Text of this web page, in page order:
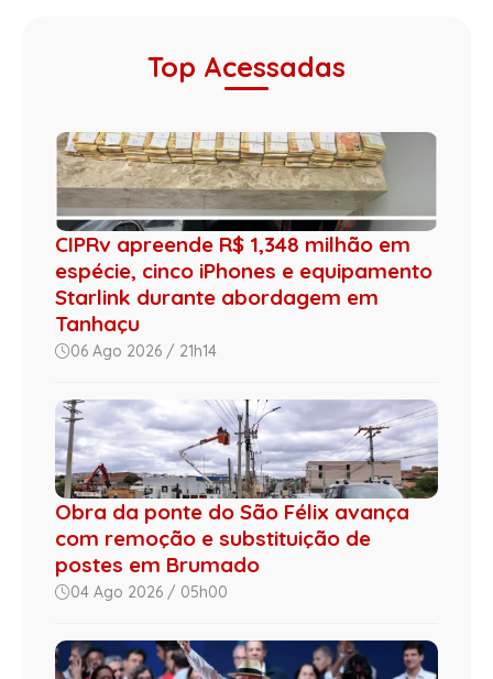
Top Acessadas
CIPRv apreende R$ 1,348 milhão em
espécie, cinco iPhones e equipamento
Starlink durante abordagem em
Tanhaçu
06 Ago 2026 / 21h14
Obra da ponte do São Félix avança
com remoção e substituição de
postes em Brumado
04 Ago 2026 / 05h00